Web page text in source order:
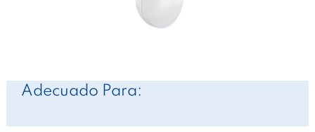
Adecuado Para: